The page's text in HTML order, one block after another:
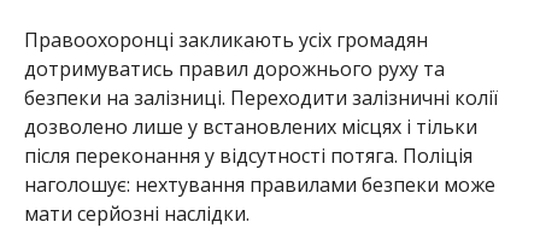
Правоохоронці закликають усіх громадян
дотримуватись правил дорожнього руху та
безпеки на залізниці. Переходити залізничні колії
дозволено лише у встановлених місцях і тільки
після переконання у відсутності потяга. Поліція
наголошує: нехтування правилами безпеки може
мати серйозні наслідки.